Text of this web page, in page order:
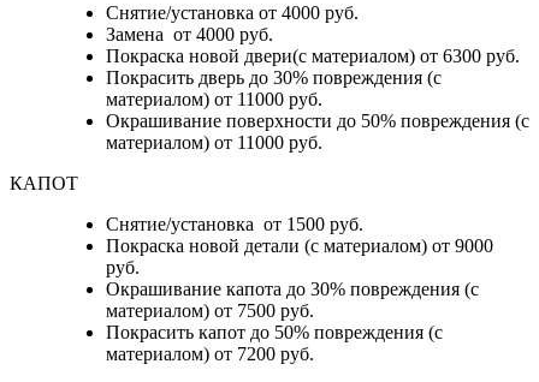
Снятие/установка от 4000 руб.
Замена от 4000 руб.
Покраска новой двери(с материалом) от 6300 руб.
Покрасить дверь до 30% повреждения (с
материалом) от 11000 руб.
Окрашивание поверхности до 50% повреждения (с
материалом) от 11000 руб.
КАПОТ
Снятие/установка от 1500 руб.
Покраска новой детали (с материалом) от 9000
руб.
Окрашивание капота до 30% повреждения (с
материалом) от 7500 руб.
Покрасить капот до 50% повреждения (с
материалом) от 7200 руб.